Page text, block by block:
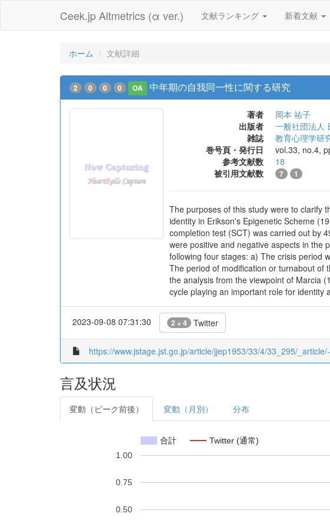
Ceek.jp Altmetrics (α ver.) 文献ランキング 新着文献
ホーム 文献詳細
2 0 0 0 OA 中年期の自我同一性に関する研究
著者
岡本 祐子
出版者
一般社団法人
雑誌
教育心理学研
巻号頁・発行日
vol.33, no.4,
参考文献数
18
被引用文献数
7 1
The purposes of this study were to clarify
identity in Erikson's Epigenetic Scheme
completion test (SCT) was carried out by
were positive and negative aspects in the
following four stages: a) The crisis period
The period of modification or turnabout of
the analysis from the viewpoint of Marcia
cycle playing an important role for identity
2023-09-08 07:31:30 2 + 4 Twitter
https://www.jstage.jst.go.jp/article/jjep1953/33/4/33_295/
言及状況
変動（ピーク前後） 変動（月別） 分布
合計 Twitter (通常)
0.50
0.75
1.00